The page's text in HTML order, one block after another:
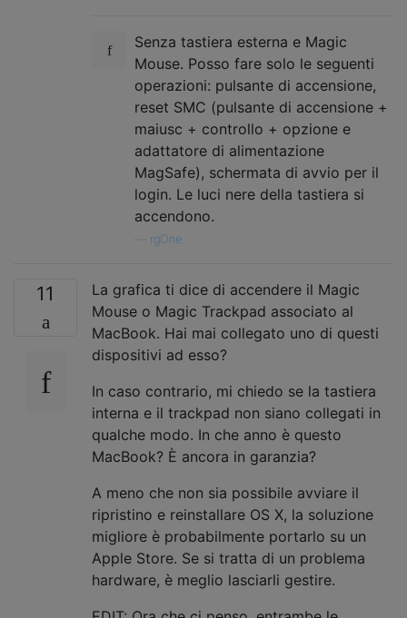
Senza tastiera esterna e Magic
Mouse. Posso fare solo le seguenti
operazioni: pulsante di accensione,
reset SMC (pulsante di accensione +
maiusc + controllo + opzione e
adattatore di alimentazione
MagSafe), schermata di avvio per il
login. Le luci nere della tastiera si
accendono.
rgOne
11
La grafica ti dice di accendere il Magic
Mouse o Magic Trackpad associato al
MacBook. Hai mai collegato uno di questi
dispositivi ad esso?
In caso contrario, mi chiedo se la tastiera
interna e il trackpad non siano collegati in
qualche modo. In che anno è questo
MacBook? È ancora in garanzia?
A meno che non sia possibile avviare il
ripristino e reinstallare OS X, la soluzione
migliore è probabilmente portarlo su un
Apple Store. Se si tratta di un problema
hardware, è meglio lasciarli gestire.